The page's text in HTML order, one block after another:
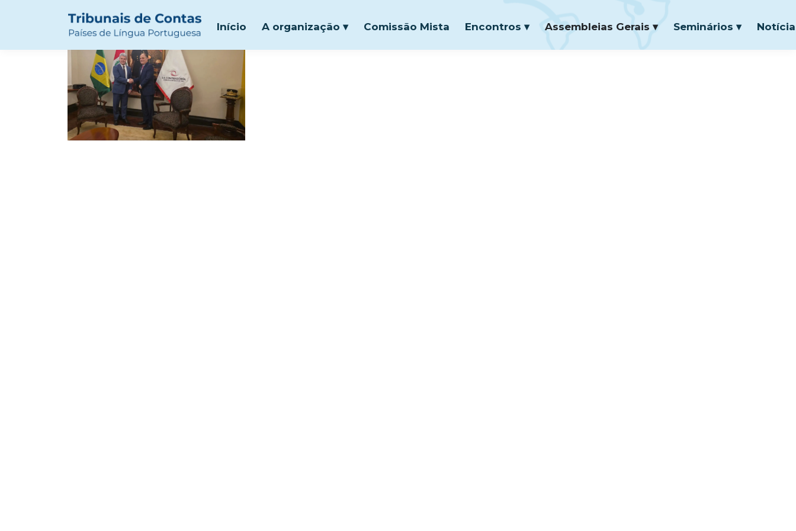
Início A organização ▾ Comissão Mista Encontros ▾ Assembleias Gerais ▾ Seminários ▾
br&peru